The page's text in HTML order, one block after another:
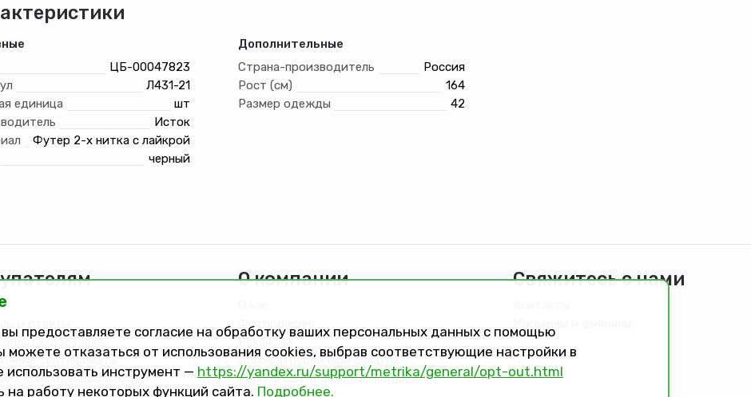
ЦБ-00047823
Л431-21
единица
шт
Исток
Футер 2-х нитка с лайкрой
черный
Дополнительные
Страна-производитель
Россия
Рост (см)
164
Размер одежды
42
оплата, доставка
сертификаты
конфиденциальности
О компании
Фотогалерея
Вакансии
Договор публичной оферты
Версия сайта для слабовидящих
Свяжитесь с нами
вы предоставляете согласие на обработку ваших персональных данных с помощью
можете отказаться от использования cookies, выбрав соответствующие настройки в
инструмент — https://yandex.ru/support/metrika/general/opt-out.html
работу некоторых функций сайта. Подробнее.